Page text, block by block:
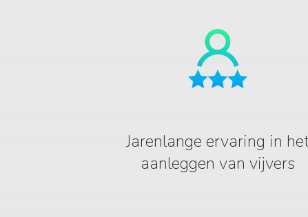
Jarenlange ervaring in
aanleggen van vijvers